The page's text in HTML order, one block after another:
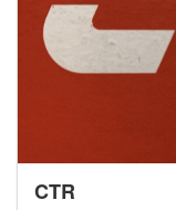
CTR